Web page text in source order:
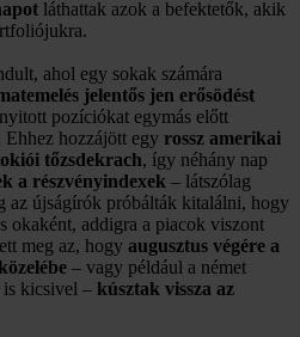
láthattak azok a befektetők, akik
ahol egy sokak számára
jelentős jen erősödést
pozíciókat egymás előtt
hozzájött egy rossz amerikai
tőzsdekrach, így néhány nap
a részvényindexek – látszólag
az újságírók próbálták kitalálni, hogy
okaként, addigra a piacok viszont
meg az, hogy augusztus végére a
– vagy például a német
is kicsivel – kúsztak vissza az